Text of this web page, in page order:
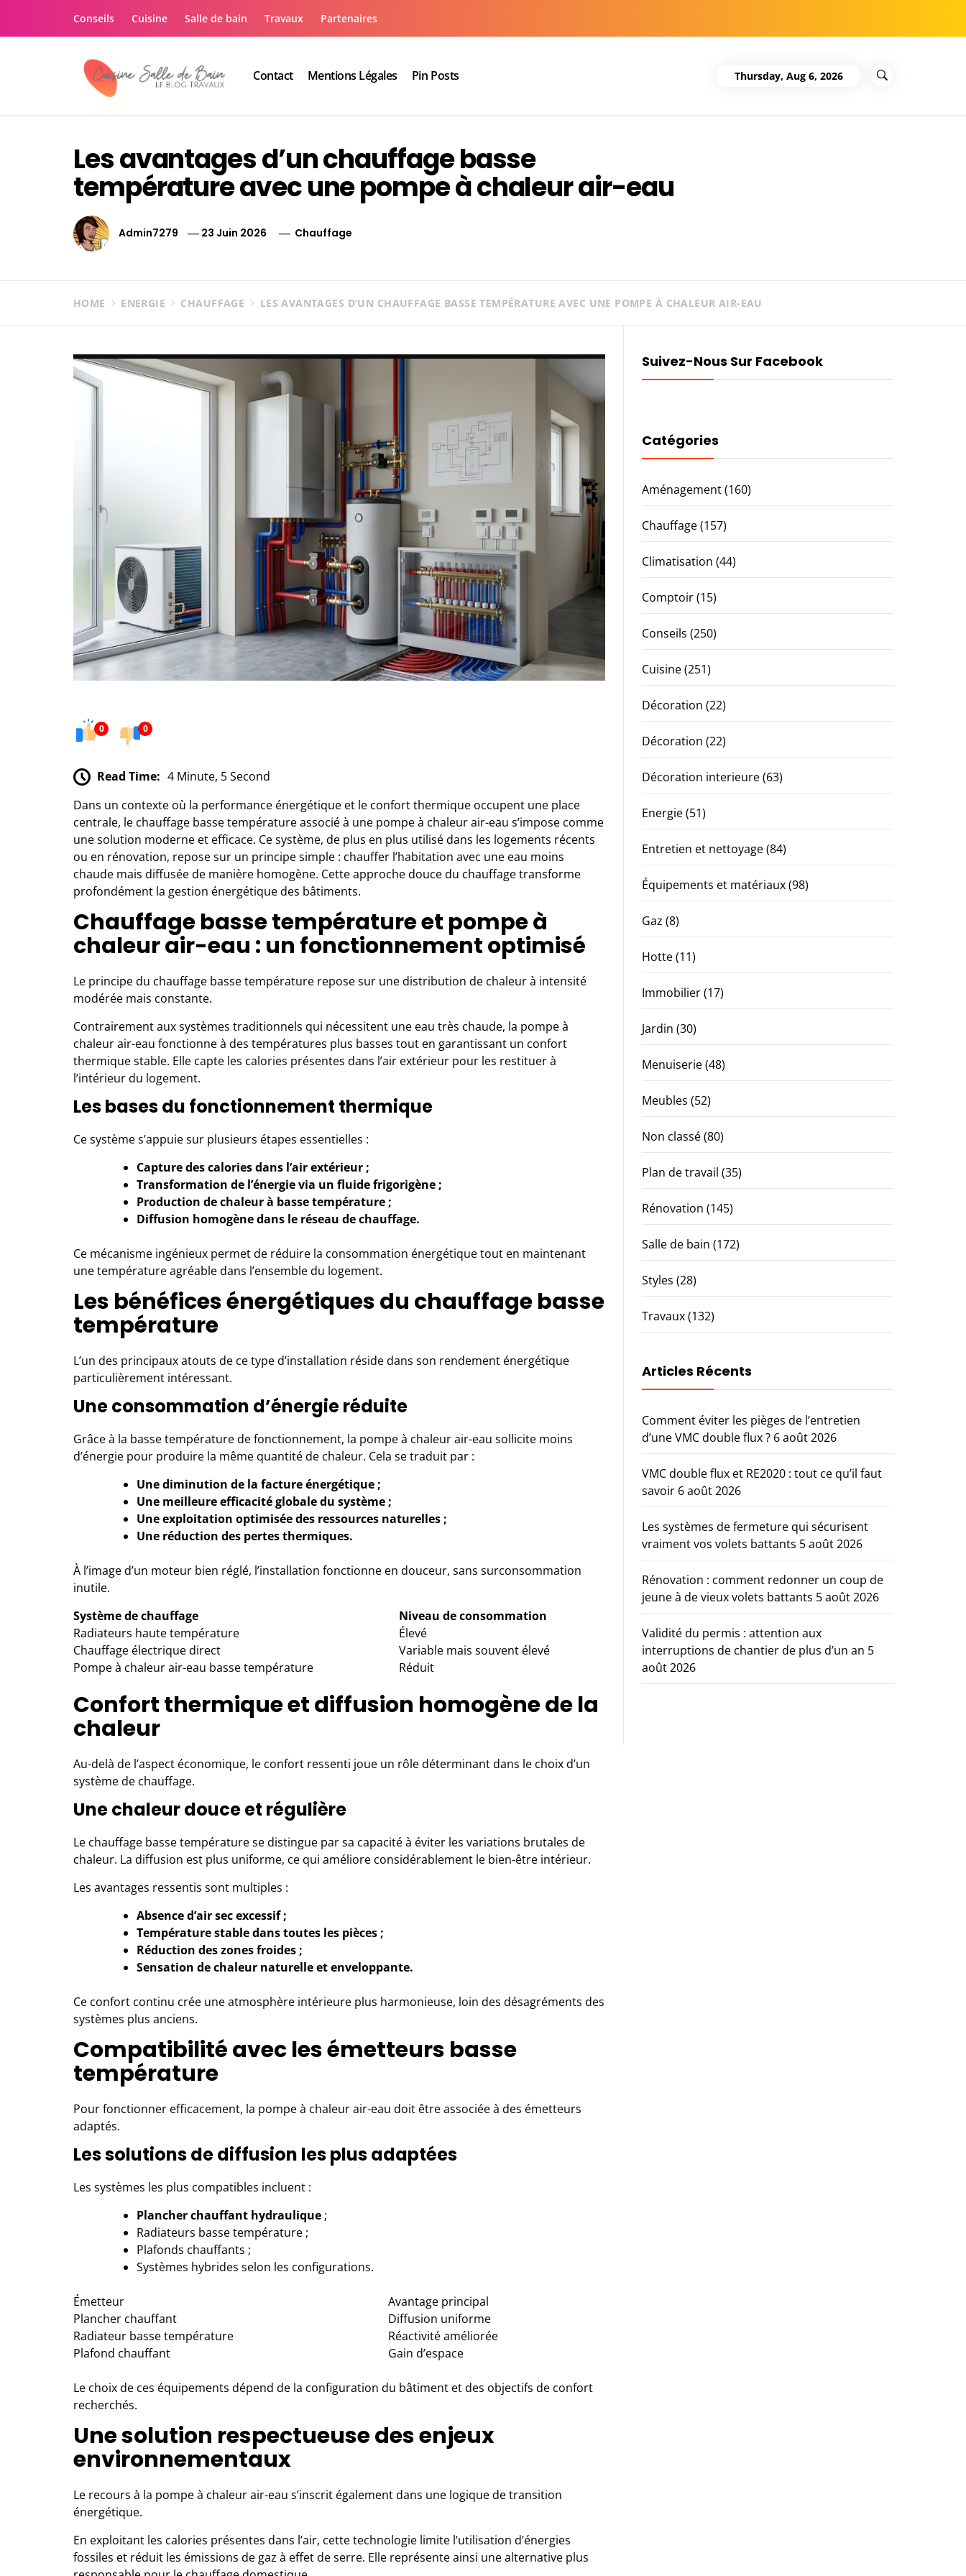
Conseils Cuisine Salle de bain Travaux Partenaires
Contact Mentions Légales Pin Posts Thursday, Aug 6, 2026
Les avantages d’un chauffage basse
température avec une pompe à chaleur air-eau
Admin7279 23 Juin 2026 Chauffage
HOME ENERGIE CHAUFFAGE LES AVANTAGES D’UN CHAUFFAGE BASSE TEMPÉRATURE AVEC UNE POMPE À CHALEUR AIR-EAU
0 0
Read Time: 4 Minute, 5 Second
Dans un contexte où la performance énergétique et le confort thermique occupent une place
centrale, le chauffage basse température associé à une pompe à chaleur air-eau s’impose comme
une solution moderne et efficace. Ce système, de plus en plus utilisé dans les logements récents
ou en rénovation, repose sur un principe simple : chauffer l’habitation avec une eau moins
chaude mais diffusée de manière homogène. Cette approche douce du chauffage transforme
profondément la gestion énergétique des bâtiments.
Chauffage basse température et pompe à
chaleur air-eau : un fonctionnement optimisé
Le principe du chauffage basse température repose sur une distribution de chaleur à intensité
modérée mais constante.
Contrairement aux systèmes traditionnels qui nécessitent une eau très chaude, la pompe à
chaleur air-eau fonctionne à des températures plus basses tout en garantissant un confort
thermique stable. Elle capte les calories présentes dans l’air extérieur pour les restituer à
l’intérieur du logement.
Les bases du fonctionnement thermique
Ce système s’appuie sur plusieurs étapes essentielles :
Capture des calories dans l’air extérieur ;
Transformation de l’énergie via un fluide frigorigène ;
Production de chaleur à basse température ;
Diffusion homogène dans le réseau de chauffage.
Ce mécanisme ingénieux permet de réduire la consommation énergétique tout en maintenant
une température agréable dans l’ensemble du logement.
Les bénéfices énergétiques du chauffage basse
température
L’un des principaux atouts de ce type d’installation réside dans son rendement énergétique
particulièrement intéressant.
Une consommation d’énergie réduite
Grâce à la basse température de fonctionnement, la pompe à chaleur air-eau sollicite moins
d’énergie pour produire la même quantité de chaleur. Cela se traduit par :
Une diminution de la facture énergétique ;
Une meilleure efficacité globale du système ;
Une exploitation optimisée des ressources naturelles ;
Une réduction des pertes thermiques.
À l’image d’un moteur bien réglé, l’installation fonctionne en douceur, sans surconsommation
inutile.
Système de chauffage
Niveau de consommation
Radiateurs haute température
Élevé
Chauffage électrique direct
Variable mais souvent élevé
Pompe à chaleur air-eau basse température
Réduit
Confort thermique et diffusion homogène de la
chaleur
Au-delà de l’aspect économique, le confort ressenti joue un rôle déterminant dans le choix d’un
système de chauffage.
Une chaleur douce et régulière
Le chauffage basse température se distingue par sa capacité à éviter les variations brutales de
chaleur. La diffusion est plus uniforme, ce qui améliore considérablement le bien-être intérieur.
Les avantages ressentis sont multiples :
Absence d’air sec excessif ;
Température stable dans toutes les pièces ;
Réduction des zones froides ;
Sensation de chaleur naturelle et enveloppante.
Ce confort continu crée une atmosphère intérieure plus harmonieuse, loin des désagréments des
systèmes plus anciens.
Compatibilité avec les émetteurs basse
température
Pour fonctionner efficacement, la pompe à chaleur air-eau doit être associée à des émetteurs
adaptés.
Les solutions de diffusion les plus adaptées
Les systèmes les plus compatibles incluent :
Plancher chauffant hydraulique ;
Radiateurs basse température ;
Plafonds chauffants ;
Systèmes hybrides selon les configurations.
Émetteur
Avantage principal
Plancher chauffant
Diffusion uniforme
Radiateur basse température
Réactivité améliorée
Plafond chauffant
Gain d’espace
Le choix de ces équipements dépend de la configuration du bâtiment et des objectifs de confort
recherchés.
Une solution respectueuse des enjeux
environnementaux
Le recours à la pompe à chaleur air-eau s’inscrit également dans une logique de transition
énergétique.
En exploitant les calories présentes dans l’air, cette technologie limite l’utilisation d’énergies
fossiles et réduit les émissions de gaz à effet de serre. Elle représente ainsi une alternative plus
Suivez-Nous Sur Facebook
Catégories
Aménagement(160)
Chauffage(157)
Climatisation (44)
Comptoir(15)
Conseils (250)
Cuisine(251)
Décoration (22)
Décoration (22)
Décoration interieure(63)
Energie(51)
Entretien et nettoyage(84)
Équipements et matériaux(98)
Gaz (8)
Hotte(11)
Immobilier(17)
Jardin (30)
Menuiserie(48)
Meubles (52)
Non classé(80)
Plan de travail (35)
Rénovation (145)
Salle de bain (172)
Styles (28)
Travaux(132)
Articles Récents
Comment éviter les pièges de l’entretien
d’une VMC double flux ? 6 août 2026
VMC double flux et RE2020 : tout ce qu’il faut
savoir 6 août 2026
Les systèmes de fermeture qui sécurisent
vraiment vos volets battants 5 août 2026
Rénovation : comment redonner un coup de
jeune à de vieux volets battants 5 août 2026
Validité du permis : attention aux
interruptions de chantier de plus d’un an 5
août 2026